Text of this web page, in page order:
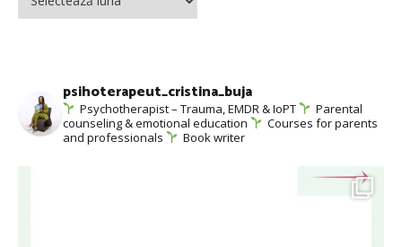
psihoterapeut_cristina_buja
Psychotherapist – Trauma, EMDR & IoPT
Parental
counseling & emotional education
Courses for parents
and professionals
Book writer